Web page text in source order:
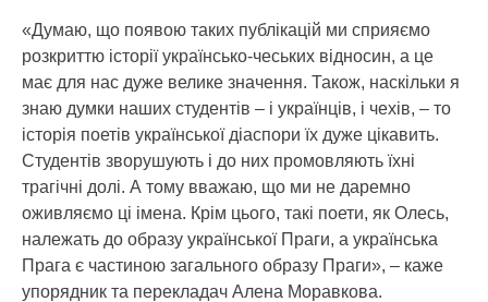
«Думаю, що появою таких публікацій ми сприяємо
розкриттю історії українсько-чеських відносин, а це
має для нас дуже велике значення. Також, наскільки я
знаю думки наших студентів – і українців, і чехів, – то
історія поетів української діаспори їх дуже цікавить.
Студентів зворушують і до них промовляють їхні
трагічні долі. А тому вважаю, що ми не даремно
оживляємо ці імена. Крім цього, такі поети, як Олесь,
належать до образу української Праги, а українська
Прага є частиною загального образу Праги», – каже
упорядник та перекладач Алена Моравкова.